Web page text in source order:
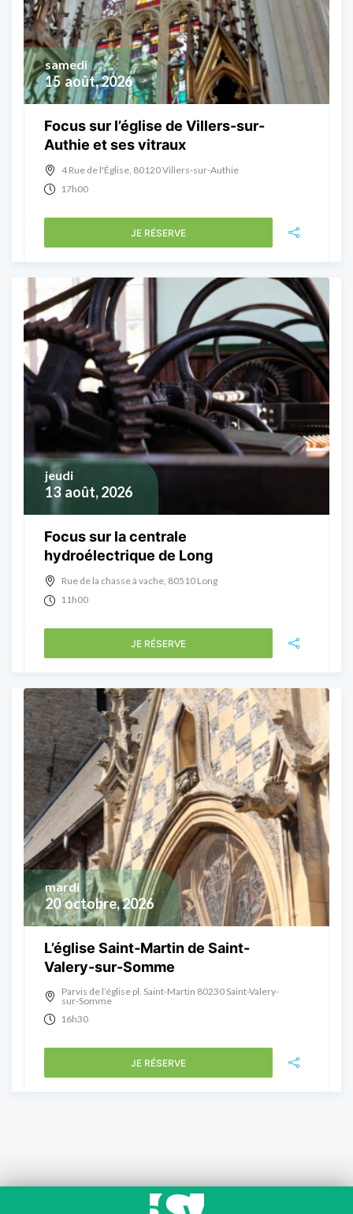
15 août, 2026
samedi
Focus sur l’église de Villers-sur-
Authie et ses vitraux
4 Rue de l'Église, 80120 Villers-sur-Authie
17h00
JE RÉSERVE
13 août, 2026
jeudi
Focus sur la centrale
hydroélectrique de Long
Rue de la chasse à vache, 80510 Long
11h00
JE RÉSERVE
20 octobre, 2026
mardi
L’église Saint-Martin de Saint-
Valery-sur-Somme
Parvis de l’église pl. Saint-Martin 80230 Saint-Valery-
sur-Somme
16h30
JE RÉSERVE